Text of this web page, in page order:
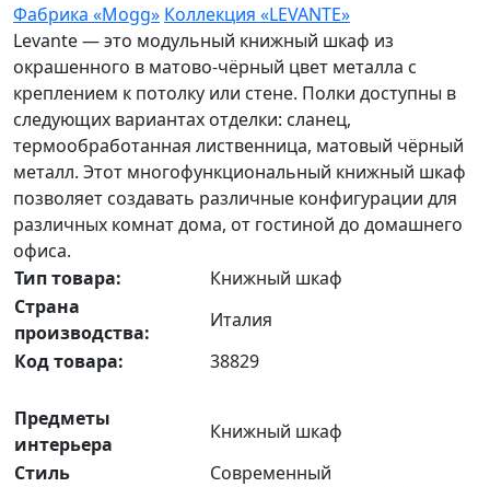
Фабрика «Mogg» Коллекция «LEVANTE»
Levante — это модульный книжный шкаф из
окрашенного в матово-чёрный цвет металла с
креплением к потолку или стене. Полки доступны в
следующих вариантах отделки: сланец,
термообработанная лиственница, матовый чёрный
металл. Этот многофункциональный книжный шкаф
позволяет создавать различные конфигурации для
различных комнат дома, от гостиной до домашнего
офиса.
Тип товара:
Книжный шкаф
Страна
производства:
Италия
Код товара:
38829
Предметы
интерьера
Книжный шкаф
Стиль
Современный